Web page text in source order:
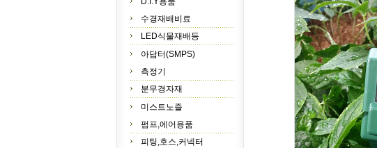
수경재배비료
LED식물재배등
아답터(SMPS)
측정기
분무경자재
미스트노즐
펌프,에어용품
피팅,호스,커넥터